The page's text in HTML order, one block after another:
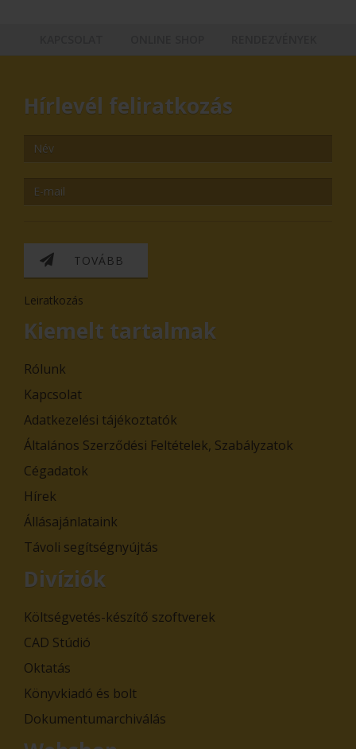
Hírlevél feliratkozás
TOVÁBB
Leiratkozás
Kiemelt tartalmak
Rólunk
Kapcsolat
Adatkezelési tájékoztatók
Általános Szerződési Feltételek, Szabályzatok
Cégadatok
Hírek
Állásajánlataink
Távoli segítségnyújtás
Divíziók
Költségvetés-készítő szoftverek
CAD Stúdió
Oktatás
Könyvkiadó és bolt
Dokumentumarchiválás